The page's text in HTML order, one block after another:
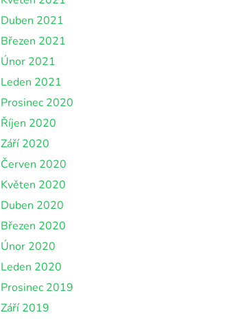
Duben 2021
Březen 2021
Únor 2021
Leden 2021
Prosinec 2020
Říjen 2020
Září 2020
Červen 2020
Květen 2020
Duben 2020
Březen 2020
Únor 2020
Leden 2020
Prosinec 2019
Září 2019